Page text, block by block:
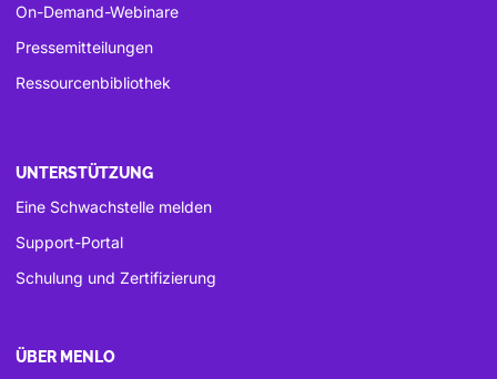
On-Demand-Webinare
Pressemitteilungen
Ressourcenbibliothek
UNTERSTÜTZUNG
Eine Schwachstelle melden
Support-Portal
Schulung und Zertifizierung
ÜBER MENLO